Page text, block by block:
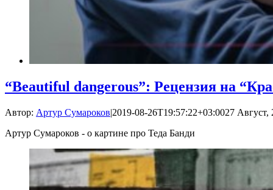
“Beautiful dangerous”: Рецензия на
Автор: Артур Сумароков|2019-08-26T19:57:22+03:0027 Август,
Артур Сумароков - о картине про Теда Банди